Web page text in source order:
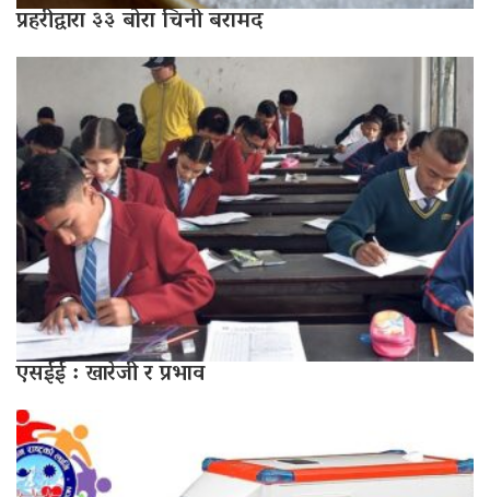
प्रहरीद्वारा ३३ बोरा चिनी बरामद
एसईई : खारेजी र प्रभाव